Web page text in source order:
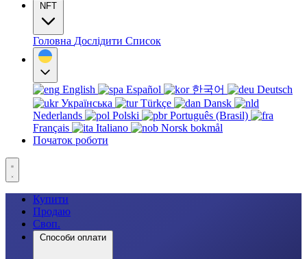
NFT
Головна Дослідити Список
English Español 한국어
Deutsch
Українська
Türkçe
Dansk
Nederlands
Polski
Português (Brasil)
Français
Italiano
Norsk bokmål
Початок роботи
Купити
Продаю
Своп.
Способи оплати